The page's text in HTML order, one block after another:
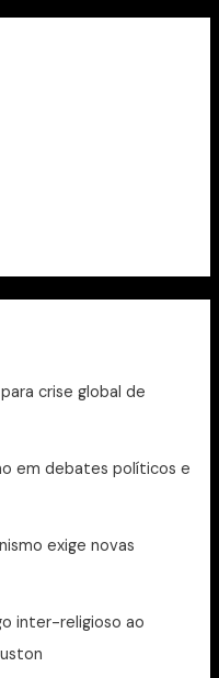
crise global de
em debates políticos e
exige novas
inter-religioso ao